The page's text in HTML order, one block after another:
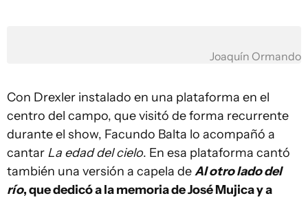
Joaquín Ormando
Con Drexler instalado en una plataforma en el
centro del campo, que visitó de forma recurrente
durante el show, Facundo Balta lo acompañó a
cantar La edad del cielo. En esa plataforma cantó
también una versión a capela deAl otro lado del
río, que dedicó a la memoria de José Mujica y a